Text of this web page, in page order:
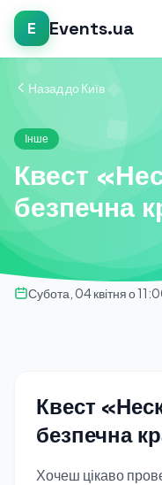
E Events.ua
Назад до Київ
Інше
Квест
безпечна
Субота, 04 квітня о
Квест
безпечна
Хочеш цікаво